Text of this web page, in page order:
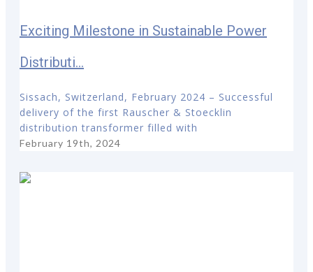
Exciting Milestone in Sustainable Power
Distributi...
Sissach, Switzerland, February 2024 – Successful
delivery of the first Rauscher & Stoecklin
distribution transformer filled with
February 19th, 2024